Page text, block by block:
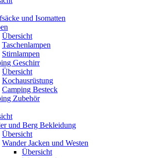
und Isomatten
Übersicht
Taschenlampen
Stirnlampen
Geschirr
Übersicht
Kochausrüstung
Camping Besteck
Zubehör
und Berg Bekleidung
Übersicht
Wander Jacken und Westen
Übersicht